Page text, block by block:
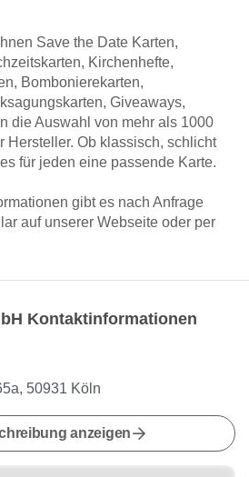
Save the Date Karten,
Kirchenhefte,
Bombonierekarten,
Giveaways,
die Auswahl von mehr als 1000
Hersteller. Ob klassisch, schlicht
für jeden eine passende Karte.
gibt es nach Anfrage
auf unserer Webseite oder per
Kontaktinformationen
50931 Köln
anzeigen